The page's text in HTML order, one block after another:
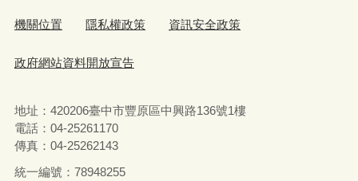
機關位置 隱私權政策 資訊安全政策
政府網站資料開放宣告
地址：420206臺中市豐原區中興路136號1樓
電話：04-25261170
傳真：04-25262143
統一編號：78948255